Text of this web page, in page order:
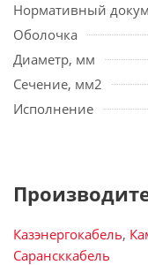
Нормативный
Оболочка
Диаметр, мм
Сечение, мм2
Исполнение
Казэнергокабель,
Сарансккабель